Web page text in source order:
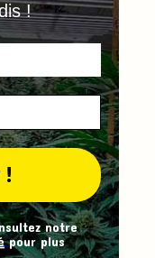
!
notre
pour plus